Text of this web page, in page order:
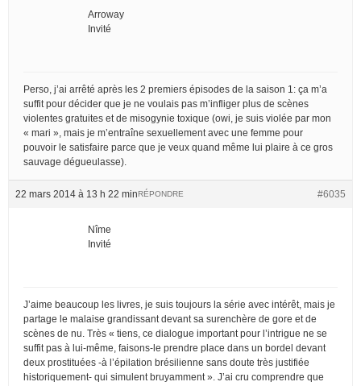
Arroway
Invité
Perso, j’ai arrêté après les 2 premiers épisodes de la saison 1: ça m’a
suffit pour décider que je ne voulais pas m’infliger plus de scènes
violentes gratuites et de misogynie toxique (owi, je suis violée par mon
« mari », mais je m’entraîne sexuellement avec une femme pour
pouvoir le satisfaire parce que je veux quand même lui plaire à ce gros
sauvage dégueulasse).
22 mars 2014 à 13 h 22 min #6035
RÉPONDRE
Nîme
Invité
J’aime beaucoup les livres, je suis toujours la série avec intérêt, mais je
partage le malaise grandissant devant sa surenchère de gore et de
scènes de nu. Très « tiens, ce dialogue important pour l’intrigue ne se
suffit pas à lui-même, faisons-le prendre place dans un bordel devant
deux prostituées -à l’épilation brésilienne sans doute très justifiée
historiquement- qui simulent bruyamment ». J’ai cru comprendre que